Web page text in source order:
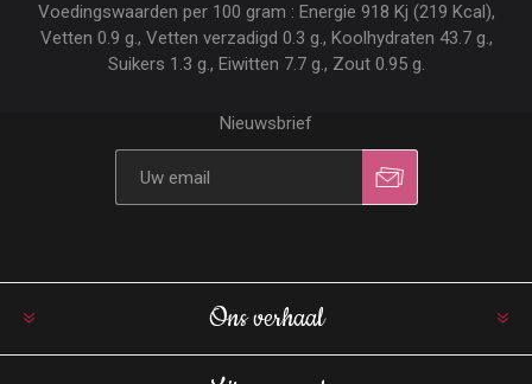
Voedingswaarden per 100 gram : Energie 918 Kj (219 Kcal),
Vetten 0.9 g., Vetten verzadigd 0.3 g., Koolhydraten 43.7 g.,
Suikers 1.3 g., Eiwitten 7.7 g., Zout 0.95 g.
Nieuwsbrief
Ons verhaal